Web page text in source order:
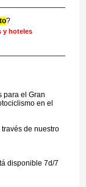
?
y hoteles
para el Gran
en el
de nuestro
disponible 7d/7